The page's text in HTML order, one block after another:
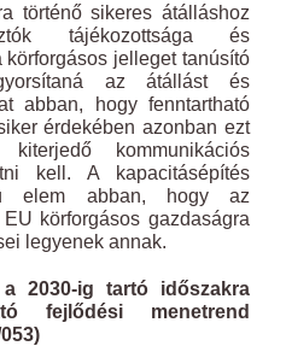
történő sikeres átálláshoz
tájékozottsága és
jelleget tanúsító
az átállást és
abban, hogy fenntartható
érdekében azonban ezt
kommunikációs
kell. A kapacitásépítés
elem abban, hogy az
körforgásos gazdaságra
legyenek annak.
2030-ig tartó időszakra
fejlődési menetrend